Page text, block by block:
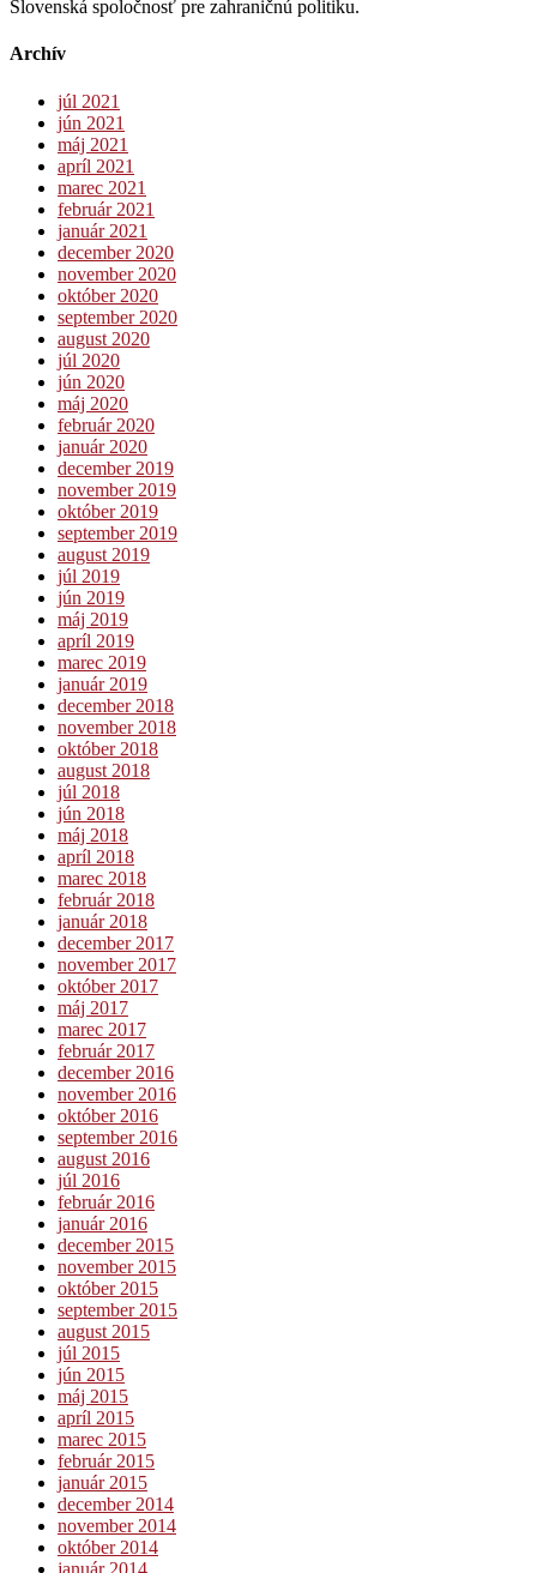
Slovenská spoločnosť pre zahraničnú politiku.
Archív
júl 2021
jún 2021
máj 2021
apríl 2021
marec 2021
február 2021
január 2021
december 2020
november 2020
október 2020
september 2020
august 2020
júl 2020
jún 2020
máj 2020
február 2020
január 2020
december 2019
november 2019
október 2019
september 2019
august 2019
júl 2019
jún 2019
máj 2019
apríl 2019
marec 2019
január 2019
december 2018
november 2018
október 2018
august 2018
júl 2018
jún 2018
máj 2018
apríl 2018
marec 2018
február 2018
január 2018
december 2017
november 2017
október 2017
máj 2017
marec 2017
február 2017
december 2016
november 2016
október 2016
september 2016
august 2016
júl 2016
február 2016
január 2016
december 2015
november 2015
október 2015
september 2015
august 2015
júl 2015
jún 2015
máj 2015
apríl 2015
marec 2015
február 2015
január 2015
december 2014
november 2014
október 2014
január 2014